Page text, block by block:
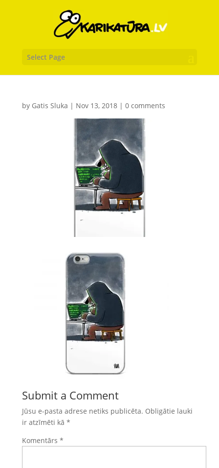
Select Page
by Gatis Sluka | Nov 13, 2018| 0 comments
Submit a Comment
Jūsu e-pasta adrese netiks publicēta. Obligātie lauki
ir atzīmēti kā *
Komentārs *